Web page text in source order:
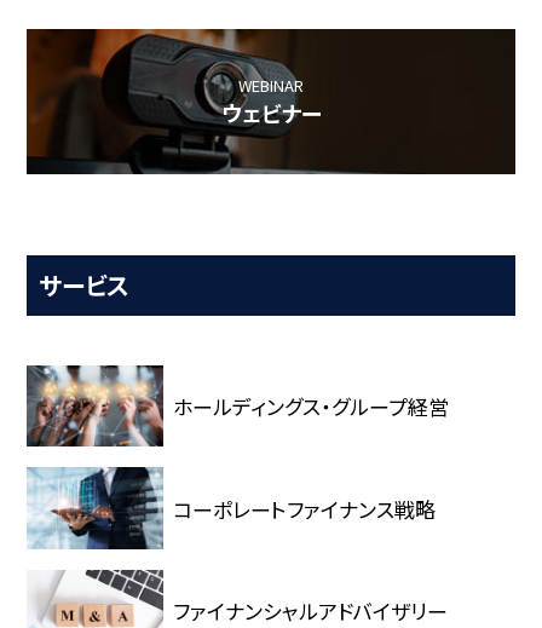
WEBINAR
ウェビナー
サービス
ホールディングス・グループ経営
コーポレートファイナンス戦略
ファイナンシャルアドバイザリー